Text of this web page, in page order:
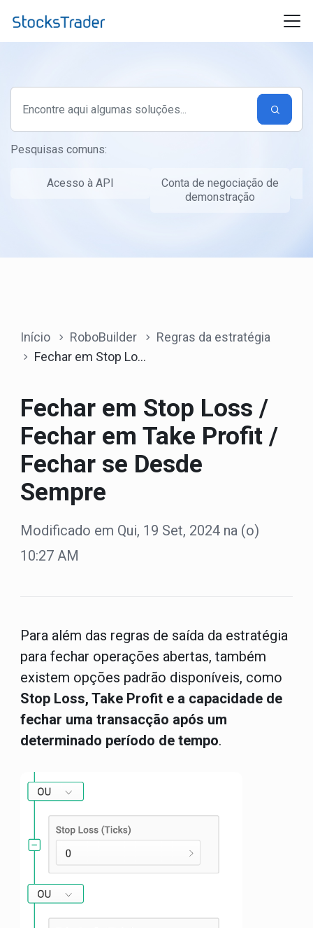
Pesquisas comuns:
Acesso à API
Conta de negociação de
demonstração
Início RoboBuilder
Regras da estratégia
Fechar em Stop Loss / Fechar em Take Profit / Fechar se Desde Sempre
Fechar em Stop Loss /
Fechar em Take Profit /
Fechar se Desde
Sempre
Modificado em Qui, 19 Set, 2024 na (o)
10:27 AM
Para além das regras de saída da estratégia
para fechar operações abertas, também
existem opções padrão disponíveis, como
Stop Loss, Take Profit e a capacidade de
fechar uma transacção após um
determinado período de tempo.